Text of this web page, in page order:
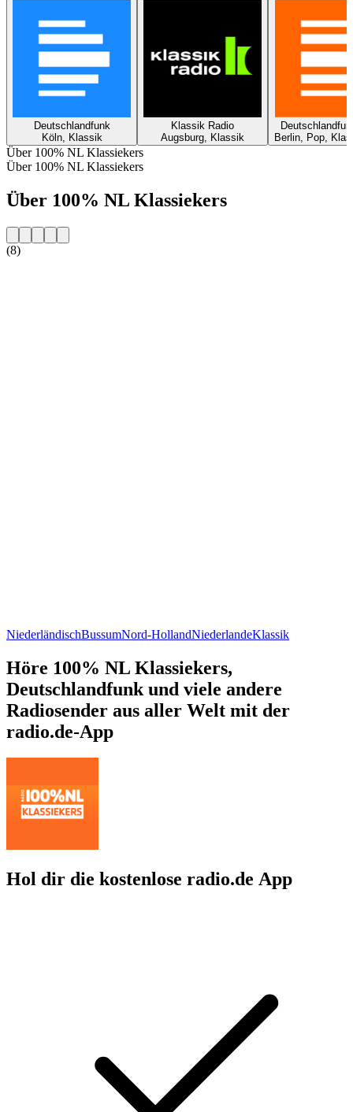
Deutschlandfunk
Köln, Klassik
Klassik Radio
Augsburg, Klassik
Berlin, Pop,
Über 100% NL Klassiekers
Über 100% NL Klassiekers
Über 100% NL Klassiekers
(8)
NiederländischBussumNord-HollandNiederlandeKlassik
Höre 100% NL Klassiekers,
Deutschlandfunk und viele andere
Radiosender aus aller Welt mit der
radio.de-App
Hol dir die kostenlose radio.de App